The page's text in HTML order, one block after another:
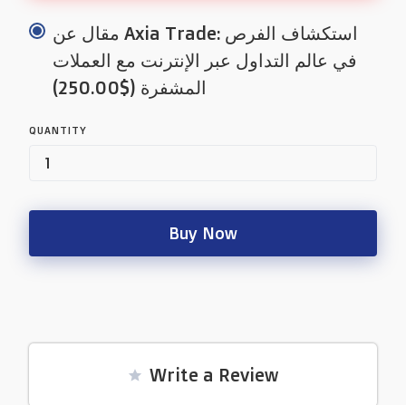
مقال عن Axia Trade: استكشاف الفرص
في عالم التداول عبر الإنترنت مع العملات
المشفرة ($250.00)
QUANTITY
Buy Now
Write a Review